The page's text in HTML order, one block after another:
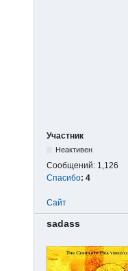
Участник
Неактивен
Сообщений: 1,126
Спасибо: 4
Сайт
sadass